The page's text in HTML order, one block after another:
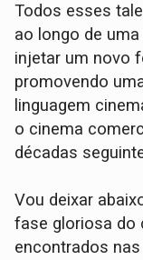
Todos esses
ao longo de
injetar um novo
promovendo
linguagem
o cinema
décadas
Vou deixar
fase gloriosa do
encontrados